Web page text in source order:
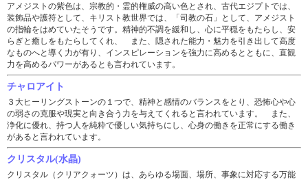
アメジストの紫色は、宗教的・霊的権威の高い色とされ、古代エジプトでは、
装飾品や護符として、キリスト教世界では、「司教の石」として、アメジスト
の指輪をはめていたそうです。精神的不調を緩和し、心に平穏をもたらし、安
らぎと癒しをもたらしてくれ、 また、隠された能力・魅力を引き出して高度
なものへと導く力が有り、インスピレーションを強力に高めるとともに、直観
力を高めるパワーがあるとも言われています。
チャロアイト
３大ヒーリングストーンの１つで、精神と感情のバランスをとり、恐怖心や心
の弱さの克服や現実と向き合う力を与えてくれると言われています。 また、
浄化に優れ、持つ人を純粋で優しい気持ちにし、心身の働きを正常にする働き
があると言われています。
クリスタル(水晶)
クリスタル（クリアクォーツ）は、あらゆる場面、場所、事象に対応する万能